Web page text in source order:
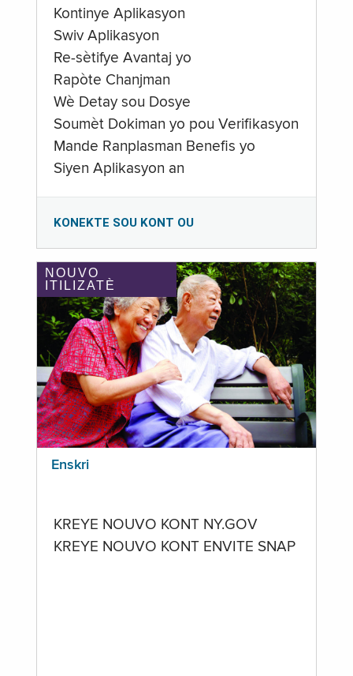
Kontinye Aplikasyon
Swiv Aplikasyon
Re-sètifye Avantaj yo
Rapòte Chanjman
Wè Detay sou Dosye
Soumèt Dokiman yo pou Verifikasyon
Mande Ranplasman Benefis yo
Siyen Aplikasyon an
KONEKTE SOU KONT OU
NOUVO
ITILIZATÈ
Enskri
KREYE NOUVO KONT NY.GOV
KREYE NOUVO KONT ENVITE SNAP